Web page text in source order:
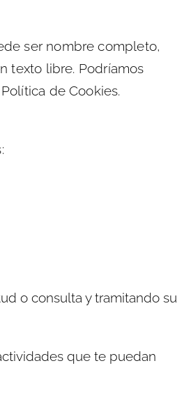
ser nombre completo,
texto libre. Podríamos
de Cookies.
o consulta y tramitando su
que te puedan